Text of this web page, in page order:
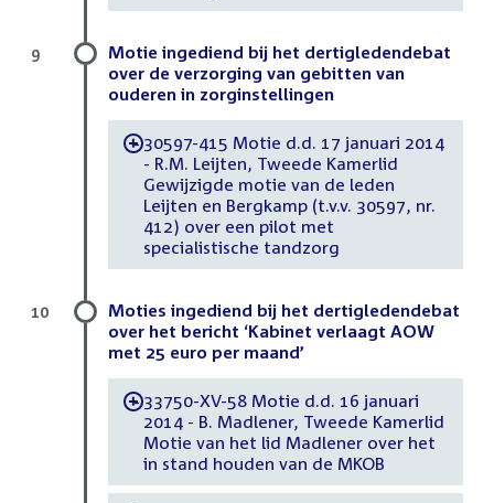
Motie ingediend bij het dertigledendebat
over de verzorging van gebitten van
ouderen in zorginstellingen
-30597-415 Motie d.d. 17 januari 2014
- R.M. Leijten, Tweede Kamerlid
Gewijzigde motie van de leden
Leijten en Bergkamp (t.v.v. 30597, nr.
412) over een pilot met
specialistische tandzorg
9
Moties ingediend bij het dertigledendebat
over het bericht ‘Kabinet verlaagt AOW
met 25 euro per maand’
-33750-XV-58 Motie d.d. 16 januari
2014 - B. Madlener, Tweede Kamerlid
Motie van het lid Madlener over het
in stand houden van de MKOB
10